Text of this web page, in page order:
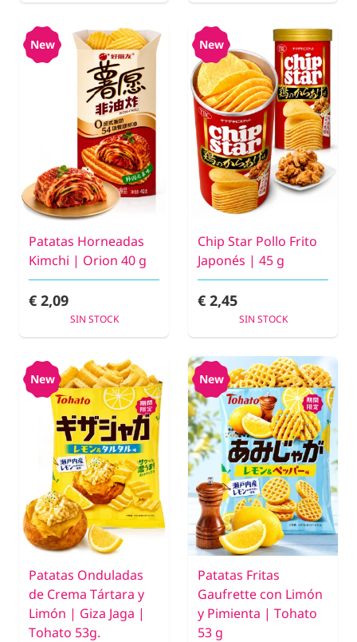
New
Patatas Horneadas
Kimchi | Orion 40 g
€ 2,09
SIN STOCK
New
Chip Star Pollo Frito
Japonés | 45 g
€ 2,45
SIN STOCK
New
Patatas Onduladas
de Crema Tártara y
Limón | Giza Jaga |
Tohato 53g.
New
Patatas Fritas
Gaufrette con Limón
y Pimienta | Tohato
53 g